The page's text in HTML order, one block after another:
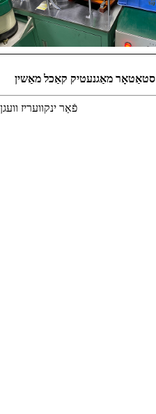
סטאַטאָר מאַגנעטיק קאַכל מאַשין
פֿאַר ינקוועריז